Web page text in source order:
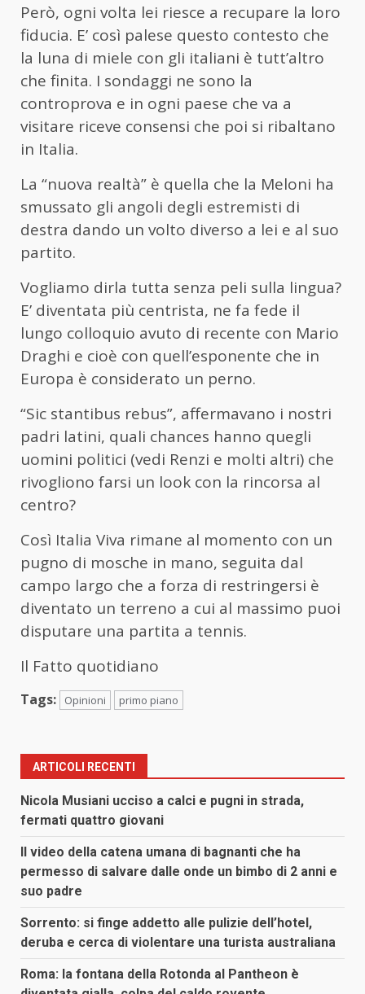
Però, ogni volta lei riesce a recupare la loro
fiducia. E’ così palese questo contesto che
la luna di miele con gli italiani è tutt’altro
che finita. I sondaggi ne sono la
controprova e in ogni paese che va a
visitare riceve consensi che poi si ribaltano
in Italia.
La “nuova realtà” è quella che la Meloni ha
smussato gli angoli degli estremisti di
destra dando un volto diverso a lei e al suo
partito.
Vogliamo dirla tutta senza peli sulla lingua?
E’ diventata più centrista, ne fa fede il
lungo colloquio avuto di recente con Mario
Draghi e cioè con quell’esponente che in
Europa è considerato un perno.
“Sic stantibus rebus”, affermavano i nostri
padri latini, quali chances hanno quegli
uomini politici (vedi Renzi e molti altri) che
rivogliono farsi un look con la rincorsa al
centro?
Così Italia Viva rimane al momento con un
pugno di mosche in mano, seguita dal
campo largo che a forza di restringersi è
diventato un terreno a cui al massimo puoi
disputare una partita a tennis.
Il Fatto quotidiano
Tags: Opinioni primo piano
ARTICOLI RECENTI
Nicola Musiani ucciso a calci e pugni in strada,
fermati quattro giovani
Il video della catena umana di bagnanti che ha
permesso di salvare dalle onde un bimbo di 2 anni e
suo padre
Sorrento: si finge addetto alle pulizie dell’hotel,
deruba e cerca di violentare una turista australiana
Roma: la fontana della Rotonda al Pantheon è